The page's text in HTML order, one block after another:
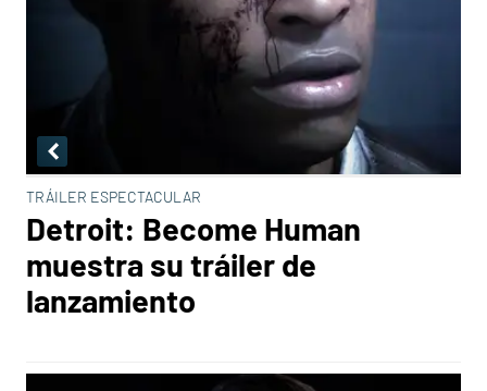
TRÁILER ESPECTACULAR
Detroit: Become Human
muestra su tráiler de
lanzamiento